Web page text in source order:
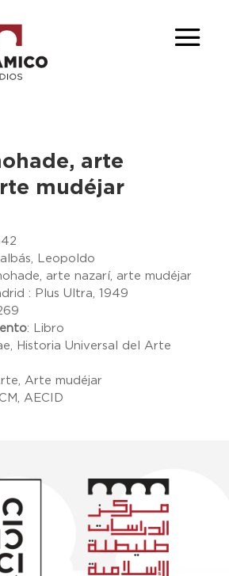
arte
mudéjar
Leopoldo
arte nazarí, arte mudéjar
: Plus Ultra, 1949
: Libro
Historia Universal del Arte
Arte mudéjar
AECID